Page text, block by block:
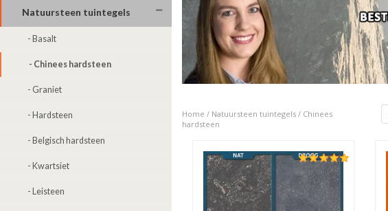
Natuursteen tuintegels
- Basalt
- Chinees hardsteen
- Graniet
- Hardsteen
- Belgisch hardsteen
- Kwartsiet
- Leisteen
Home / Natuursteen tuintegels / Chinees
hardsteen